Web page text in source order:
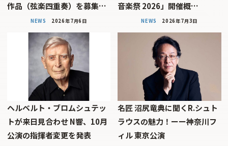
作品（弦楽四重奏）を募集…
NEWS 2026年7月6日
音楽祭 2026」開催概…
NEWS 2026年7月3日
ヘルベルト・ブロムシュテッ
トが来日見合わせ N響、10月
公演の指揮者変更を発表
名匠 沼尻竜典に聞くR.シュト
ラウスの魅力！ーー神奈川フ
ィル 東京公演